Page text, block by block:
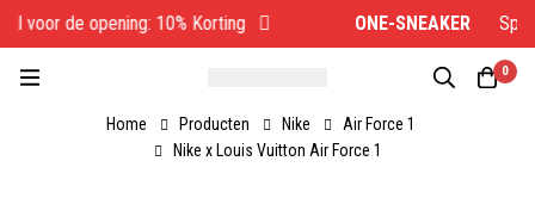
voor de opening: 10% Korting ONE-SNEAKER
0
Home Producten Nike
Air Force 1
Nike x Louis Vuitton Air Force 1